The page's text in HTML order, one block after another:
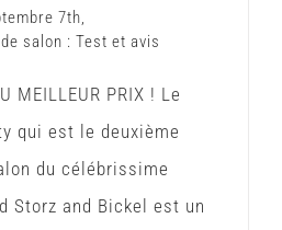
7th,
salon : Test et avis
MEILLEUR PRIX ! Le
qui est le deuxième
du célébrissime
Storz and Bickel est un